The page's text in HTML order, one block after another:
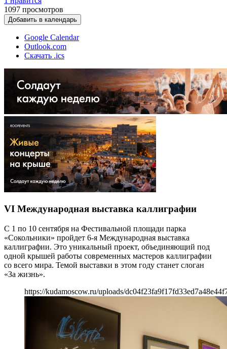
1097 просмотров
Добавить в календарь
Google Calendar
Outlook.com
Скачать .ics
VI Международная выставка каллиграфии
С 1 по 10 сентября на Фестивальной площади парка
«Сокольники» пройдет 6-я Международная выставка
каллиграфии. Это уникальный проект, объединяющий под
одной крышей работы современных мастеров каллиграфии
со всего мира. Темой выставки в этом году станет слоган
«За жизнь».
https://kudamoscow.ru/uploads/